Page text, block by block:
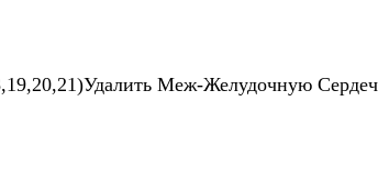
Меж-Желудочную